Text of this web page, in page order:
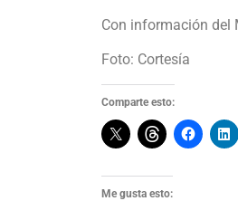
Con información del
Foto: Cortesía
Comparte esto:
Me gusta esto: